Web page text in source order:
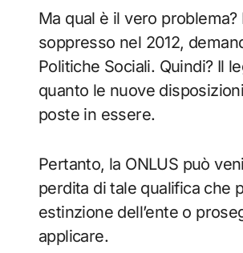
Ma qual è il vero problema?
soppresso nel 2012,
Politiche Sociali. Quindi? Il
quanto le nuove
poste in essere.
Pertanto, la ONLUS può
perdita di tale qualifica che
estinzione dell’ente o
applicare.